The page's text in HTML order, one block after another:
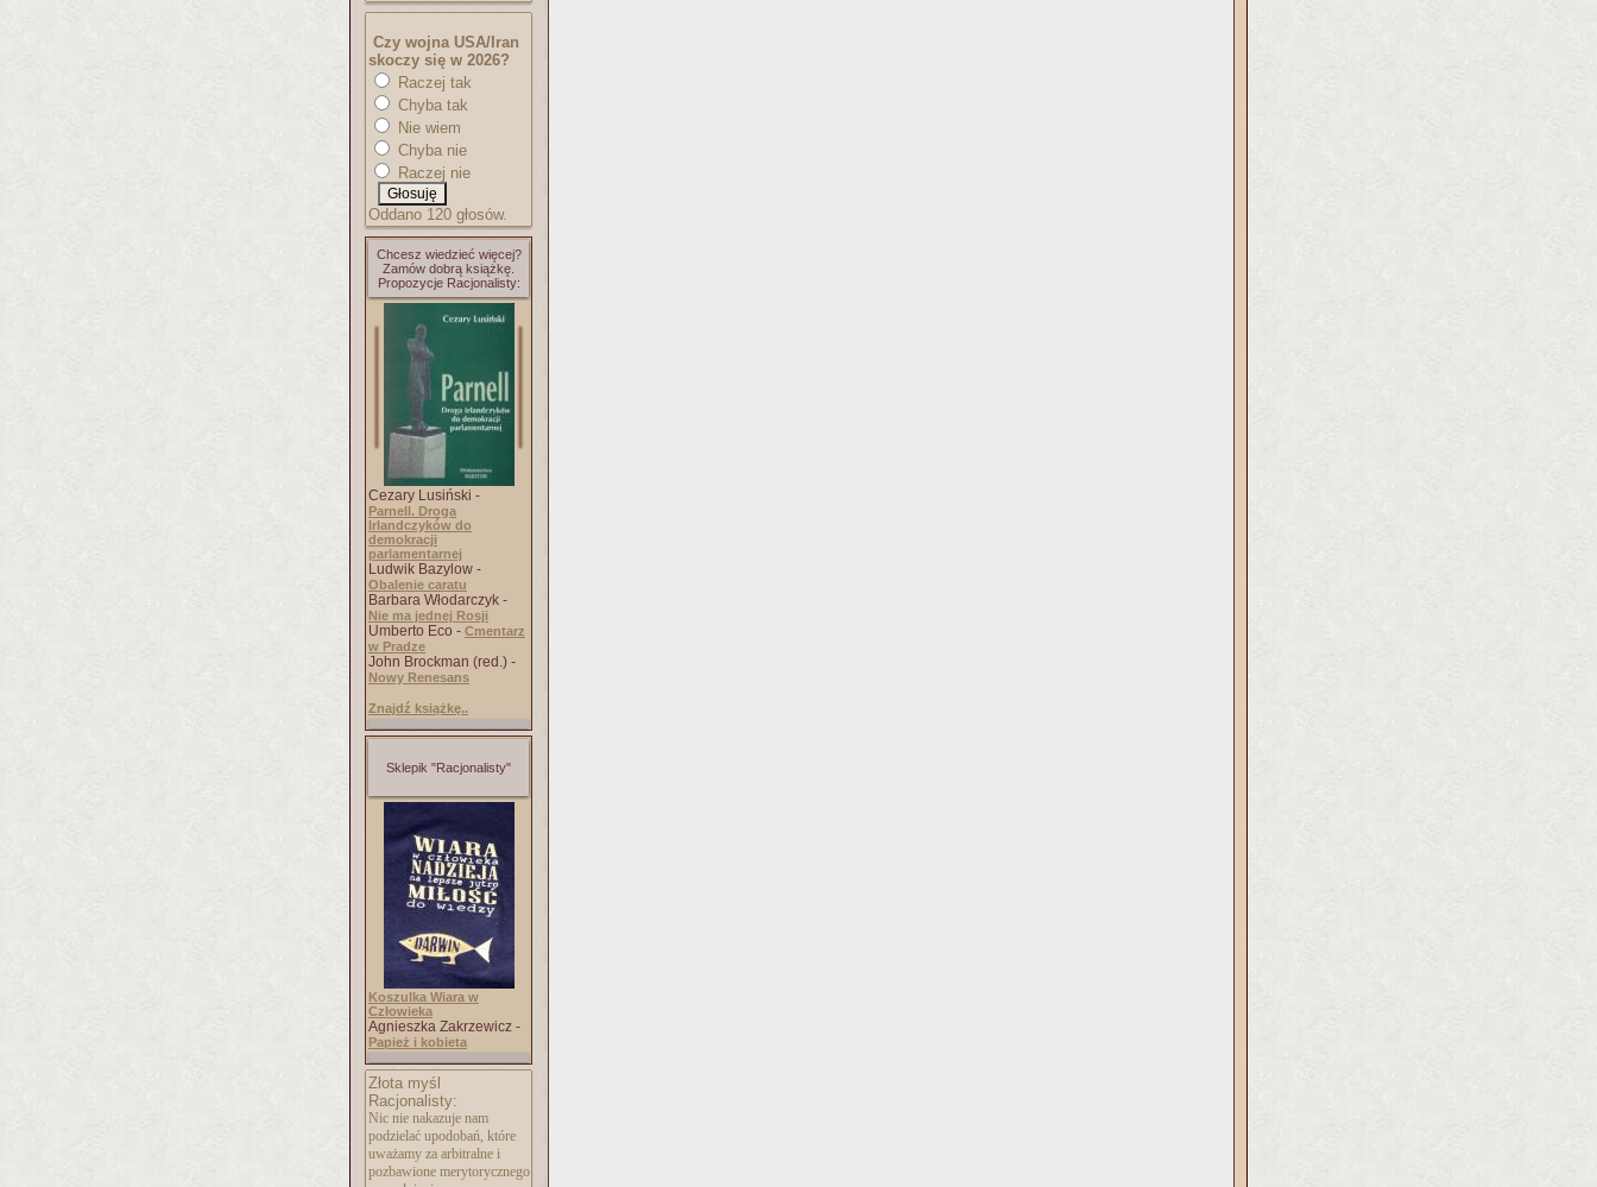
Czy wojna USA/Iran
skoczy się w 2026?
Raczej tak
Chyba tak
Nie wiem
Chyba nie
Raczej nie
Oddano 120 głosów.
Chcesz wiedzieć więcej?
Zamów dobrą książkę.
Propozycje Racjonalisty:
Cezary Lusiński -
Parnell. Droga
Irlandczyków do
demokracji
parlamentarnej
Ludwik Bazylow -
Obalenie caratu
Barbara Włodarczyk -
Nie ma jednej Rosji
Umberto Eco - Cmentarz
w Pradze
John Brockman (red.) -
Nowy Renesans
Znajdź książkę..
Sklepik "Racjonalisty"
Koszulka Wiara w
Człowieka
Agnieszka Zakrzewicz -
Papież i kobieta
Złota myśl
Racjonalisty:
Nic nie nakazuje nam
podzielać upodobań, które
uważamy za arbitralne i
pozbawione merytorycznego